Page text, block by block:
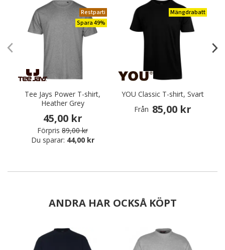
Restparti
Spara 49%
Tee Jays Power T-shirt,
Heather Grey
45,00 kr
Förpris 89,00 kr
Du sparar: 44,00 kr
Mängdrabatt
YOU Classic T-shirt, Svart
Från 85,00 kr
ANDRA HAR OCKSÅ KÖPT